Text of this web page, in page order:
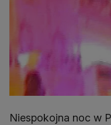
Niespokojna noc w